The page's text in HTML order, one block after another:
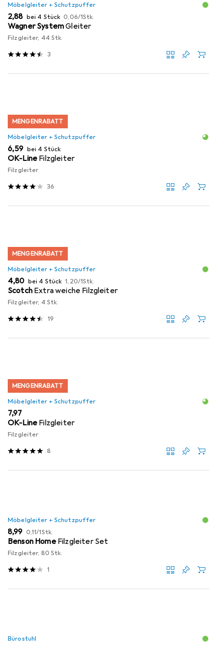
Möbelgleiter + Schutzpuffer
EUR
2,88 bei 4 Stück EUR
0,06/1Stk.
Wagner SystemGleiter
Filzgleiter, 44 Stk.
3
MENGENRABATT
Möbelgleiter + Schutzpuffer
EUR
6,59 bei 4 Stück
OK-Line Filzgleiter
Filzgleiter
36
MENGENRABATT
Möbelgleiter + Schutzpuffer
EUR
4,80 bei 4 Stück EUR
1,20/1Stk.
Scotch Extra weiche Filzgleiter
Filzgleiter, 4 Stk.
19
MENGENRABATT
Möbelgleiter + Schutzpuffer
EUR
7,97
OK-Line Filzgleiter
Filzgleiter
8
Möbelgleiter + Schutzpuffer
EUR
8,99 EUR
0,11/1Stk.
Benson Home Filzgleiter Set
Filzgleiter, 80 Stk.
1
Bürostuhl